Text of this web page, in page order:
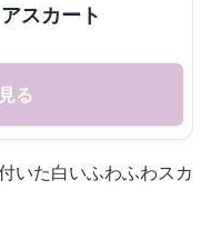
スカート
る
いた白いふわふわスカ